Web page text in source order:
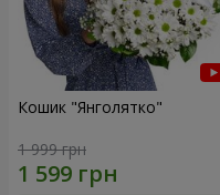
Кошик "Янголятко"
1 999 грн